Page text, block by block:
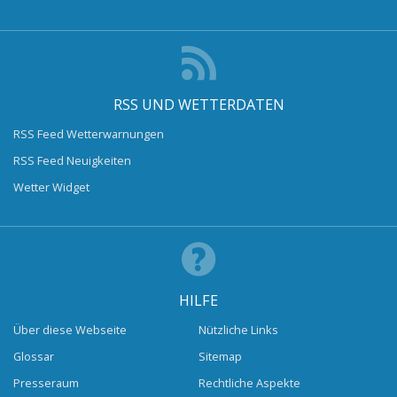
RSS UND WETTERDATEN
RSS Feed Wetterwarnungen
RSS Feed Neuigkeiten
Wetter Widget
HILFE
Über diese Webseite
Glossar
Presseraum
Nützliche Links
Sitemap
Rechtliche Aspekte